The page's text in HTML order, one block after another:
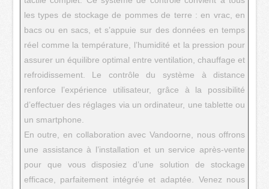
les types de stockage de pommes de terre : en vrac, en
bacs ou en sacs, et s’appuie sur des données en temps
réel comme la température, l’humidité et la pression pour
assurer un équilibre optimal entre ventilation, chauffage et
refroidissement. Le contrôle du système à distance
renforce l’expérience utilisateur, grâce à la possibilité
d’effectuer des réglages via un ordinateur, une tablette ou
un smartphone.
En outre, en collaboration avec Vandoorne, nous offrons
une assistance à l’installation et un service après-vente
pour que vous disposiez d’une solution de stockage
efficace, parfaitement intégrée et adaptée. Venez nous